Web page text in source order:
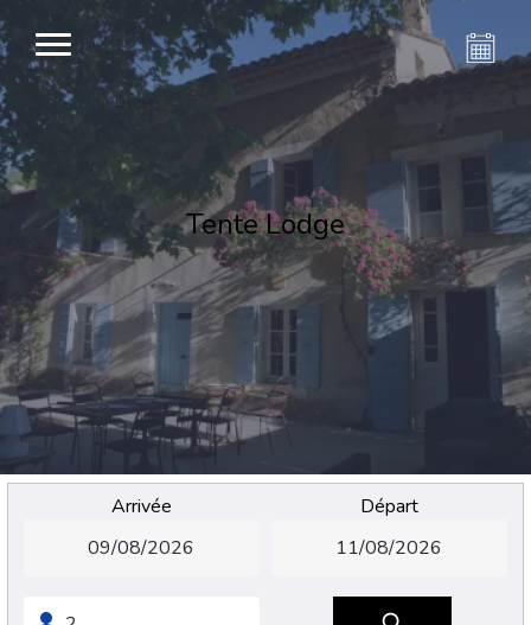
Tente Lodge
Arrivée Départ